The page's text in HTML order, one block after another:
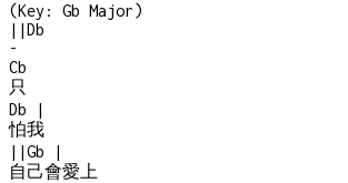
(Key: Gb Major)
| |Db
-
Cb
只
Db
|
怕我
| |Gb
|
自己會愛上